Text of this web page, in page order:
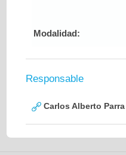
Modalidad:
Responsable
Carlos Alberto